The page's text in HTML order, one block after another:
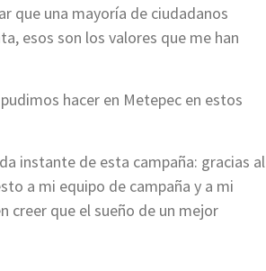
que una mayoría de ciudadanos
esos son los valores que me han
hacer en Metepec en estos
instante de esta campaña: gracias al
a mi equipo de campaña y a mi
creer que el sueño de un mejor